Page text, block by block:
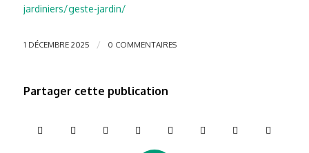
jardiniers/geste-jardin/
1 DÉCEMBRE 2025 / 0 COMMENTAIRES
Partager cette publication